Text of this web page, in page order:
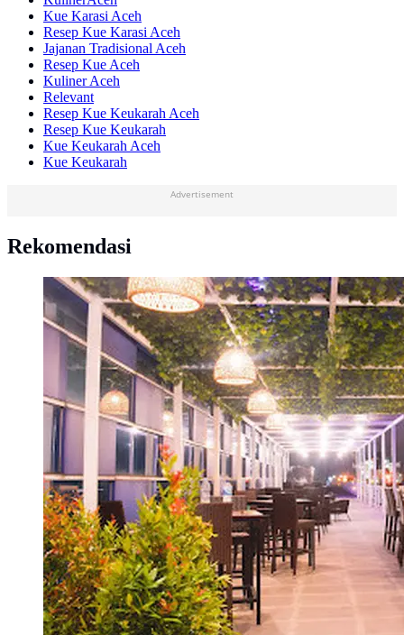
Kue Karasi Aceh
Resep Kue Karasi Aceh
Jajanan Tradisional Aceh
Resep Kue Aceh
Kuliner Aceh
Relevant
Resep Kue Keukarah Aceh
Resep Kue Keukarah
Kue Keukarah Aceh
Kue Keukarah
Advertisement
Rekomendasi